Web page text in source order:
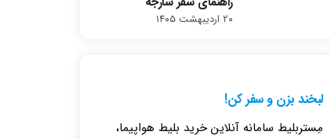
۲۰ اردیبهشت ۱۴۰۵
لبخند بزن و سفر کن!
مِستربلیط سامانه آنلاین خرید بلیط هواپیما،